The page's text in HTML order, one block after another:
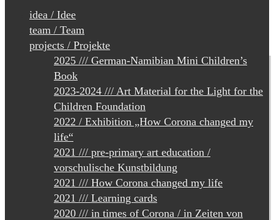
idea / Idee
team / Team
projects / Projekte
2025 /// German-Namibian Mini Children’s
Book
2023-2024 /// Art Material for the Light for the
Children Foundation
2022 / Exhibition „How Corona changed my
life“
2021 /// pre-primary art education /
vorschulische Kunstbildung
2021 /// How Corona changed my life
2021 /// Learning cards
2020 /// in times of Corona / in Zeiten von